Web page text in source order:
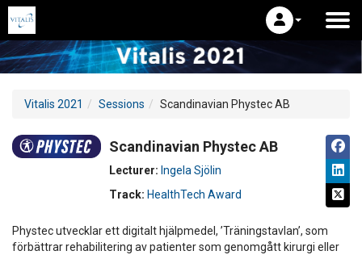
Vitalis 2021 Sessions Scandinavian Phystec AB
Scandinavian Phystec AB
Lecturer: Ingela Sjölin
Track: HealthTech Award
Phystec utvecklar ett digitalt hjälpmedel, ’Träningstavlan’, som
förbättrar rehabilitering av patienter som genomgått kirurgi eller